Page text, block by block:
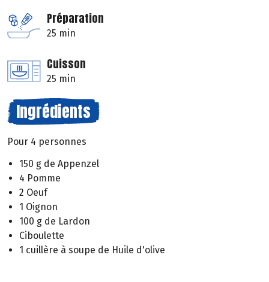
Préparation
25 min
Cuisson
25 min
Ingrédients
Pour 4 personnes
150 g de Appenzel
4 Pomme
2 Oeuf
1 Oignon
100 g de Lardon
Ciboulette
1 cuillère à soupe de Huile d'olive